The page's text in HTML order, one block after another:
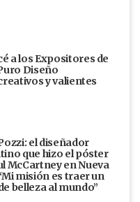
a los Expositores de
Diseño
y valientes
el diseñador
que hizo el póster
McCartney en Nueva
misión es traer un
belleza al mundo”